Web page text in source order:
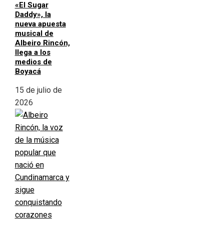
«El Sugar
Daddy», la
nueva apuesta
musical de
Albeiro Rincón,
llega a los
medios de
Boyacá
15 de julio de
2026